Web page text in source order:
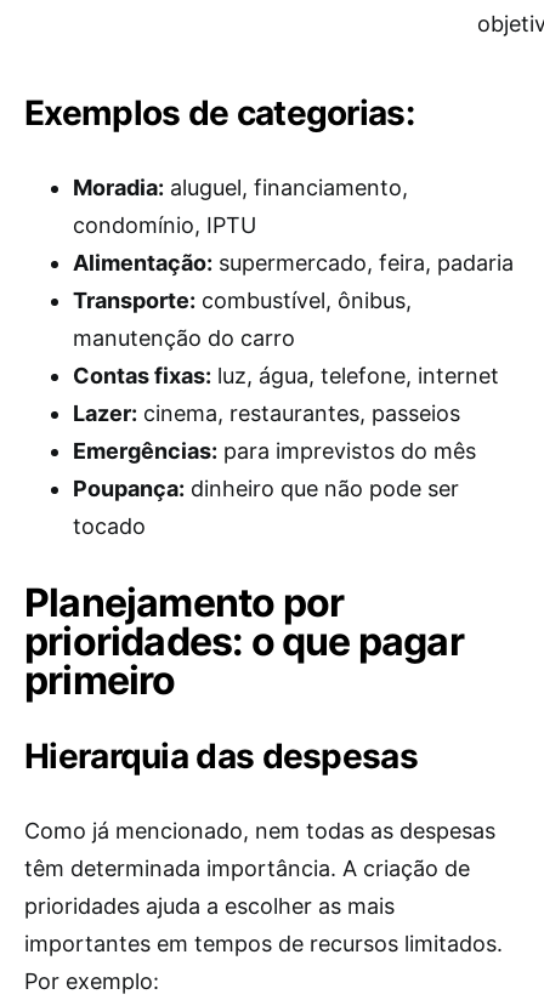
Exemplos de categorias:
Moradia: aluguel, financiamento,
condomínio, IPTU
Alimentação: supermercado, feira, padaria
Transporte: combustível, ônibus,
manutenção do carro
Contas fixas: luz, água, telefone, internet
Lazer: cinema, restaurantes, passeios
Emergências: para imprevistos do mês
Poupança: dinheiro que não pode ser
tocado
Planejamento por
prioridades: o que pagar
primeiro
Hierarquia das despesas
Como já mencionado, nem todas as despesas
têm determinada importância. A criação de
prioridades ajuda a escolher as mais
importantes em tempos de recursos limitados.
Por exemplo: